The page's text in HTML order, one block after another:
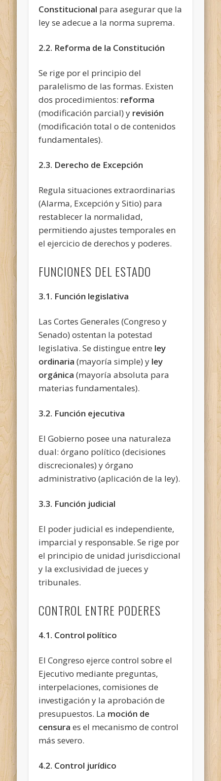
Constitucional para asegurar que la
ley se adecue a la norma suprema.
2.2. Reforma de la Constitución
Se rige por el principio del
paralelismo de las formas. Existen
dos procedimientos: reforma
(modificación parcial) y revisión
(modificación total o de contenidos
fundamentales).
2.3. Derecho de Excepción
Regula situaciones extraordinarias
(Alarma, Excepción y Sitio) para
restablecer la normalidad,
permitiendo ajustes temporales en
el ejercicio de derechos y poderes.
FUNCIONES DEL ESTADO
3.1. Función legislativa
Las Cortes Generales (Congreso y
Senado) ostentan la potestad
legislativa. Se distingue entre ley
ordinaria (mayoría simple) y ley
orgánica (mayoría absoluta para
materias fundamentales).
3.2. Función ejecutiva
El Gobierno posee una naturaleza
dual: órgano político (decisiones
discrecionales) y órgano
administrativo (aplicación de la ley).
3.3. Función judicial
El poder judicial es independiente,
imparcial y responsable. Se rige por
el principio de unidad jurisdiccional
y la exclusividad de jueces y
tribunales.
CONTROL ENTRE PODERES
4.1. Control político
El Congreso ejerce control sobre el
Ejecutivo mediante preguntas,
interpelaciones, comisiones de
investigación y la aprobación de
presupuestos. La moción de
censura es el mecanismo de control
más severo.
4.2. Control jurídico